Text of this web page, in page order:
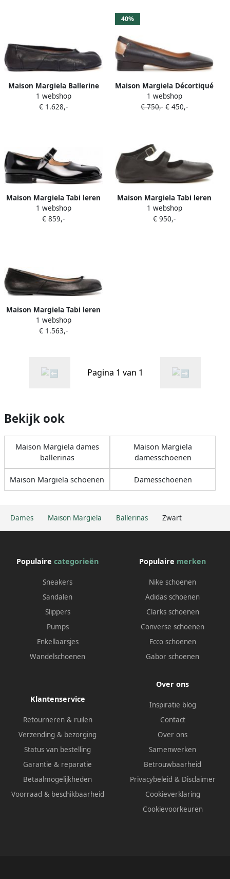
Dames Maison Margiela Ballerinas Zwart
Maison Margiela Ballerine
ballerina's met split in de
neus Zwart
1 webshop
€ 1.628,-
40%
Maison Margiela Décortiqué
ballerina's met stiksels
Zwart
1 webshop
€ 750,- € 450,-
Maison Margiela Tabi leren
ballerina's met gesp Zwart
1 webshop
€ 859,-
Maison Margiela Tabi leren
ballerina's Zwart
1 webshop
€ 950,-
Maison Margiela Tabi leren
ballerina's Zwart
1 webshop
€ 1.563,-
Pagina 1 van 1
Bekijk ook
Maison Margiela dames
ballerinas
Maison Margiela
damesschoenen
Maison Margiela schoenen Damesschoenen
Populaire categorieën
Sneakers
Sandalen
Slippers
Pumps
Enkellaarsjes
Wandelschoenen
Populaire merken
Nike schoenen
Adidas schoenen
Clarks schoenen
Converse schoenen
Ecco schoenen
Gabor schoenen
Klantenservice
Retourneren & ruilen
Verzending & bezorging
Status van bestelling
Garantie & reparatie
Betaalmogelijkheden
Voorraad & beschikbaarheid
Over ons
Inspiratie blog
Contact
Over ons
Samenwerken
Betrouwbaarheid
Privacybeleid & Disclaimer
Cookieverklaring
Cookievoorkeuren